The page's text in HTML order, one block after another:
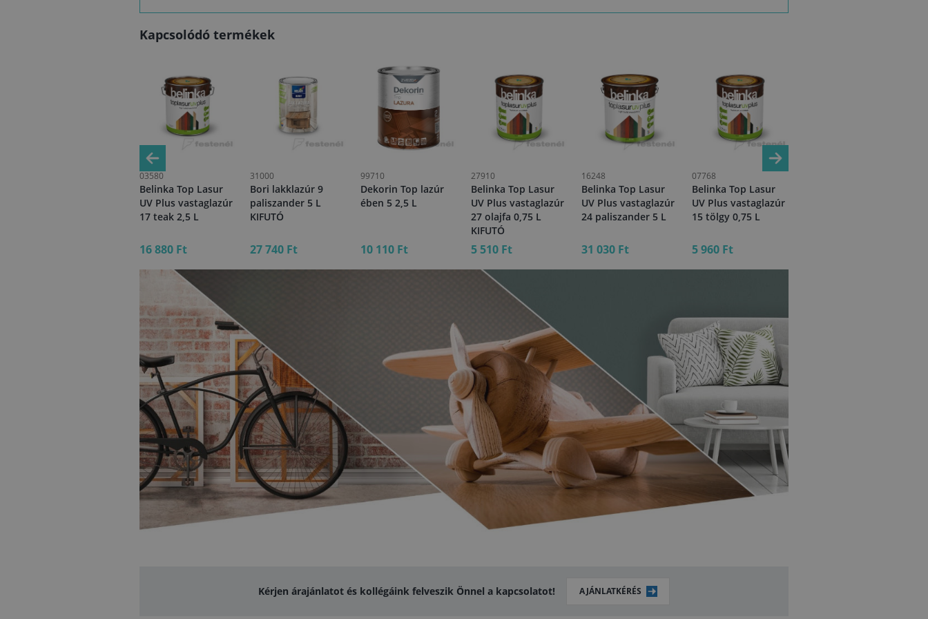
Kapcsolódó termékek
03580
Belinka Top Lasur
UV Plus vastaglazúr
17 teak 2,5 L
16 880 Ft
31000
Bori lakklazúr 9
paliszander 5 L
KIFUTÓ
27 740 Ft
99710
Dekorin Top lazúr
ében 5 2,5 L
10 110 Ft
27910
Belinka Top Lasur
UV Plus vastaglazúr
27 olajfa 0,75 L
KIFUTÓ
5 510 Ft
16248
Belinka Top Lasur
UV Plus vastaglazúr
24 paliszander 5 L
31 030 Ft
07768
Belinka Top Lasur
UV Plus vastaglazúr
15 tölgy 0,75 L
5 960 Ft
Kérjen árajánlatot és kollégáink felveszik Önnel a kapcsolatot! AJÁNLATKÉRÉS